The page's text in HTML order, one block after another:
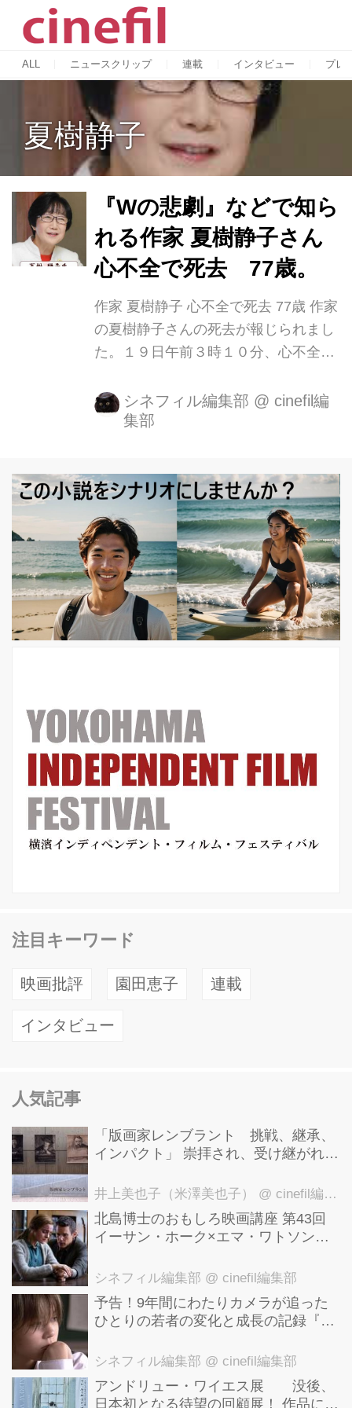
ALL ニュースクリップ 連載 インタビュー プレ
夏樹静子
『Wの悲劇』などで知ら
れる作家 夏樹静子さん
心不全で死去 77歳。
作家 夏樹静子 心不全で死去 77歳 作家
の夏樹静子さんの死去が報じられまし
た。１９日午前３時１０分、心不全の
た。 「Ｗの悲劇」初めとして、推理小
説はもちろんのこと、現代の社会問題
１００冊を越えている。また、弁護士
朝吹里矢子シリーズや検事 霞夕子シリ
ーズを初めとして、数多くがテレビド
ラマ化されている。 映画『Wの悲劇』
薬師丸ひろ子主演の『Wの悲劇』夏樹
静子さんの代表作であると同時に角川
映画の代表作でもある。
シネフィル編集部 @ cinefil編
集部
注目キーワード
映画批評 園田恵子 連載
インタビュー
人気記事
「版画家レンブラント 挑戦、継承、
インパクト」 崇拝され、受け継がれ、
洋美術館にて9月23日まで開催中！
井上美也子（米澤美也子） @ cinefil編集部
北島博士のおもしろ映画講座 第43回
イーサン・ホーク×エマ・ワトソン。
基づく衝撃のサスペンス『リグレッシ
シネフィル編集部 @ cinefil編集部
予告！9年間にわたりカメラが追った
ひとりの若者の変化と成長の記録『ぼ
実の9年間』
シネフィル編集部 @ cinefil編集部
アンドリュー・ワイエス展 没後、
日本初となる待望の回顧展！ 作品に描